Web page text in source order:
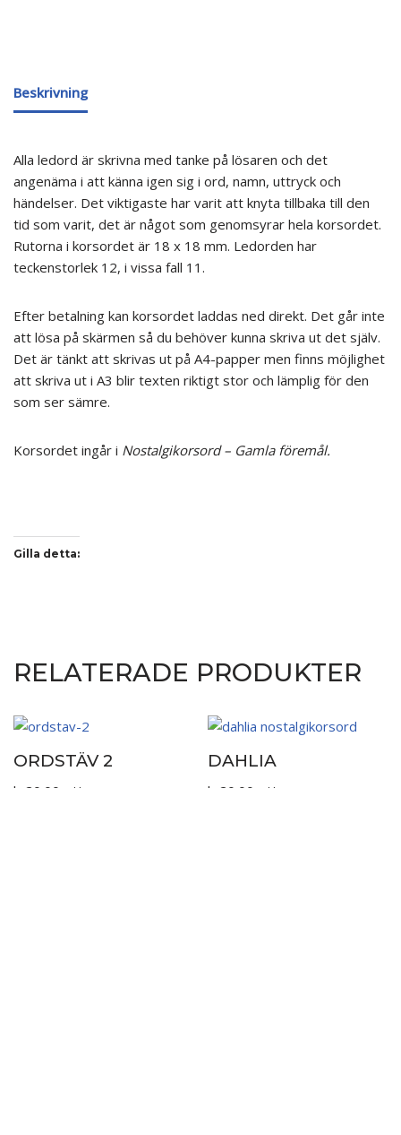
Beskrivning
Alla ledord är skrivna med tanke på lösaren och det
angenäma i att känna igen sig i ord, namn, uttryck och
händelser. Det viktigaste har varit att knyta tillbaka till den
tid som varit, det är något som genomsyrar hela korsordet.
Rutorna i korsordet är 18 x 18 mm. Ledorden har
teckenstorlek 12, i vissa fall 11.
Efter betalning kan korsordet laddas ned direkt. Det går inte
att lösa på skärmen så du behöver kunna skriva ut det själv.
Det är tänkt att skrivas ut på A4-papper men finns möjlighet
att skriva ut i A3 blir texten riktigt stor och lämplig för den
som ser sämre.
Korsordet ingår i Nostalgikorsord – Gamla föremål.
Gilla detta:
RELATERADE PRODUKTER
ORDSTÄV 2
kr 20.00 inkl. moms
DAHLIA
kr 20.00 inkl. moms